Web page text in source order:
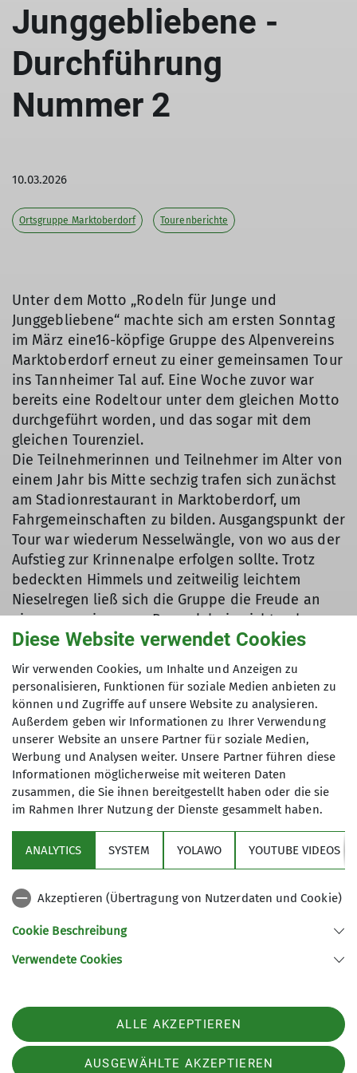
Junggebliebene -
Durchführung
Nummer 2
10.03.2026
Ortsgruppe Marktoberdorf Tourenberichte
Unter dem Motto „Rodeln für Junge und
Junggebliebene“ machte sich am ersten Sonntag
im März eine16-köpfige Gruppe des Alpenvereins
Marktoberdorf erneut zu einer gemeinsamen Tour
ins Tannheimer Tal auf. Eine Woche zuvor war
bereits eine Rodeltour unter dem gleichen Motto
durchgeführt worden, und das sogar mit dem
gleichen Tourenziel.
Die Teilnehmerinnen und Teilnehmer im Alter von
einem Jahr bis Mitte sechzig trafen sich zunächst
am Stadionrestaurant in Marktoberdorf, um
Fahrgemeinschaften zu bilden. Ausgangspunkt der
Tour war wiederum Nesselwängle, von wo aus der
Aufstieg zur Krinnenalpe erfolgen sollte. Trotz
bedeckten Himmels und zeitweilig leichtem
Nieselregen ließ sich die Gruppe die Freude an
einem gemeinsamen Bergerlebnis nicht nehmen.
Der Schnee war aufgrund des bereits
frühlingshaften Wetters in der Woche zuvor im
unteren Teil der Tour etwas weich und sulzig, aber
es lag noch ausreichend Schnee für eine
Rodelpartie auf geschlossener Schneedecke bis
zum Parkplatz.
Der rund 400 Höhenmeter umfassende Aufstieg
erfolgte über die spätere Abfahrtspiste. Während
die größeren Kinder und Erwachsenen den Weg
zu Fuß bewältigten, wurde die jüngste
Teilnehmerin in der Tragehilfe und der
zweitjüngste Teilnehmer warm eingepackt im
Schlafsack auf dem Schlitten sitzend nach oben
transportiert.
Nach einer kurzen Rast vor der Krinnenalpe
machte sich die Gruppe bereit für die Abfahrt.
hatten alle Teilnehmenden großen Spaß und
waren guter Stimmung.
Freundlicherweise stellte der direkt neben den
Diese Website verwendet Cookies
Wir verwenden Cookies, um Inhalte und Anzeigen zu
personalisieren, Funktionen für soziale Medien anbieten zu
können und Zugriffe auf unsere Website zu analysieren.
Außerdem geben wir Informationen zu Ihrer Verwendung
unserer Website an unsere Partner für soziale Medien,
Werbung und Analysen weiter. Unsere Partner führen diese
Informationen möglicherweise mit weiteren Daten
zusammen, die Sie ihnen bereitgestellt haben oder die sie
im Rahmen Ihrer Nutzung der Dienste gesammelt haben.
ANALYTICS SYSTEM YOLAWO YOUTUBE VIDEOS
Akzeptieren (Übertragung von Nutzerdaten und Cookie)
Cookie Beschreibung
Verwendete Cookies
ALLE AKZEPTIEREN
AUSGEWÄHLTE AKZEPTIEREN